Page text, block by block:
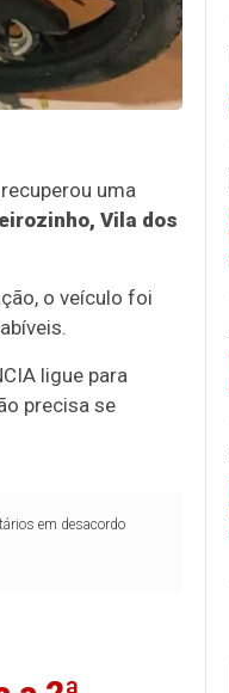
recuperou uma
Vila dos
o veículo foi
ligue para
precisa se
em desacordo